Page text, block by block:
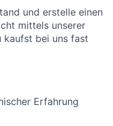
und erstelle einen
mittels unserer
kaufst bei uns fast
Erfahrung